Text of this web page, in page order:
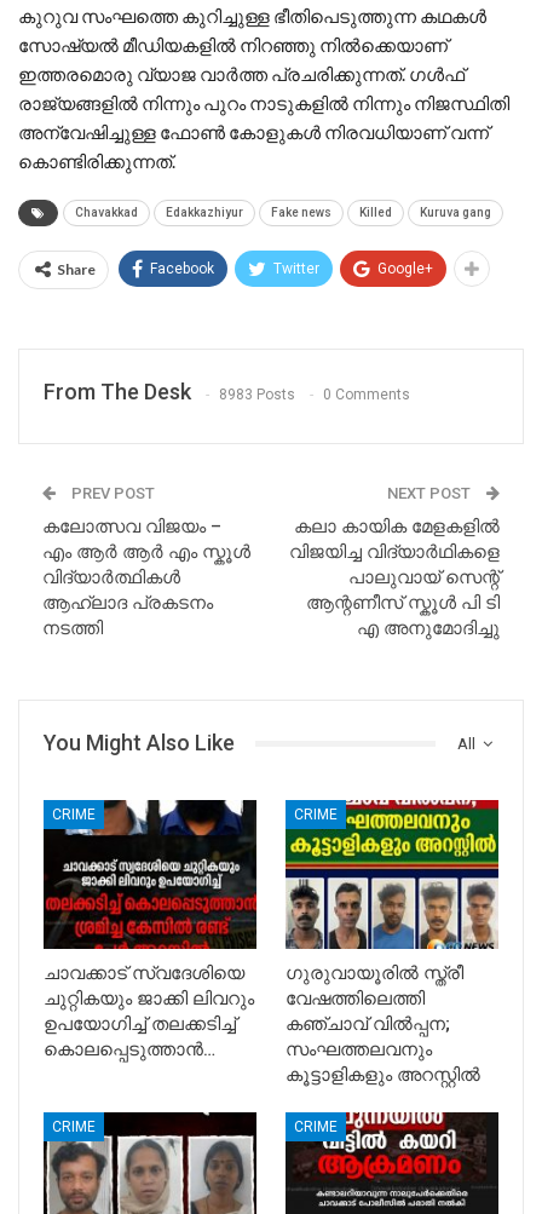
കുറുവ സംഘത്തെ കുറിച്ചുള്ള ഭീതിപെടുത്തുന്ന കഥകൾ
സോഷ്യൽ മീഡിയകളിൽ നിറഞ്ഞു നിൽക്കെയാണ്
ഇത്തരമൊരു വ്യാജ വാർത്ത പ്രചരിക്കുന്നത്. ഗൾഫ്
രാജ്യങ്ങളിൽ നിന്നും പുറം നാടുകളിൽ നിന്നും നിജസ്ഥിതി
അന്വേഷിച്ചുള്ള ഫോൺ കോളുകൾ നിരവധിയാണ് വന്ന്
കൊണ്ടിരിക്കുന്നത്.
Chavakkad Edakkazhiyur Fake news Killed Kuruva gang
Share Facebook Twitter Google+
From The Desk 8983 Posts 0 Comments
PREV POST
കലോത്സവ വിജയം –
എം ആർ ആർ എം സ്കൂൾ
വിദ്യാർത്ഥികൾ
ആഹ്ലാദ പ്രകടനം
നടത്തി
NEXT POST
കലാ കായിക മേളകളിൽ
വിജയിച്ച വിദ്യാർഥികളെ
പാലുവായ് സെന്റ്
ആന്റണീസ് സ്കൂൾ പി ടി
എ അനുമോദിച്ചു
All
You Might Also Like
CRIME
ചാവക്കാട് സ്വദേശിയെ
ചുറ്റികയും ജാക്കി ലിവറും
ഉപയോഗിച്ച് തലക്കടിച്ച്
കൊലപ്പെടുത്താൻ…
CRIME
ഗുരുവായൂരിൽ സ്ത്രീ
വേഷത്തിലെത്തി
കഞ്ചാവ് വിൽപ്പന;
സംഘത്തലവനും
കൂട്ടാളികളും അറസ്റ്റിൽ
CRIME CRIME